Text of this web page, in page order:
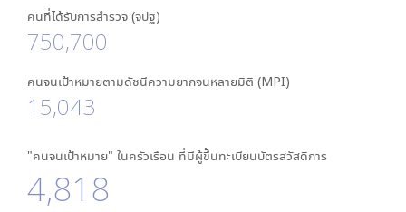
คนที่ได้รับการสำรวจ (จปฐ)
750,700
คนจนเป้าหมายตามดัชนีความยากจนหลายมิติ (MPI)
15,043
"คนจนเป้าหมาย" ในครัวเรือน ที่มีผู้ขึ้นทะเบียนบัตรสวัสดิการ
4,818